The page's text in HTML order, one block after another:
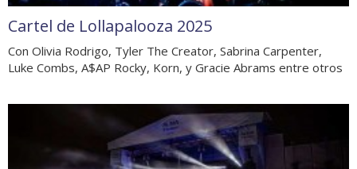
Cartel de Lollapalooza 2025
Con Olivia Rodrigo, Tyler The Creator, Sabrina Carpenter,
Luke Combs, A$AP Rocky, Korn, y Gracie Abrams entre otros